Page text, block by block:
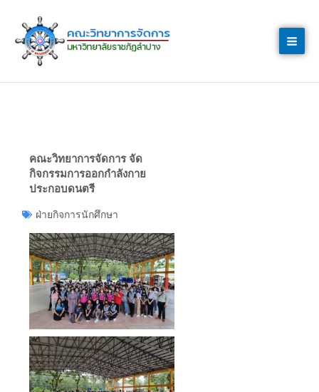
content
คณะวิทยาการจัดการ จัด
กิจกรรมการออกกำลังกาย
ประกอบดนตรี
ฝ่ายกิจการนักศึกษา